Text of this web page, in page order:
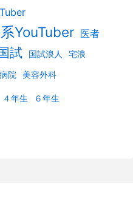
YouTuber 医者
試 国試浪人 宅浪
病院 美容外科
４年生 ６年生